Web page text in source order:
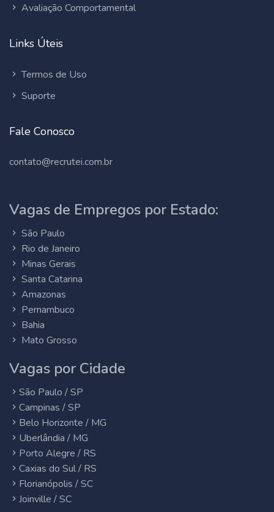
Avaliação Comportamental
Links Úteis
Termos de Uso
Suporte
Fale Conosco
contato@recrutei.com.br
Vagas de Empregos por Estado:
São Paulo
Rio de Janeiro
Minas Gerais
Santa Catarina
Amazonas
Pernambuco
Bahia
Mato Grosso
Vagas por Cidade
São Paulo / SP
Campinas / SP
Belo Horizonte / MG
Uberlândia / MG
Porto Alegre / RS
Caxias do Sul / RS
Florianópolis / SC
Joinville / SC